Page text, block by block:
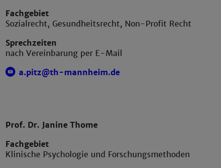
Fachgebiet
Sozialrecht, Gesundheitsrecht, Non-Profit Recht
Sprechzeiten
nach Vereinbarung per E-Mail
a.pitz@th-mannheim.de
Prof. Dr. Janine Thome
Fachgebiet
Klinische Psychologie und Forschungsmethoden